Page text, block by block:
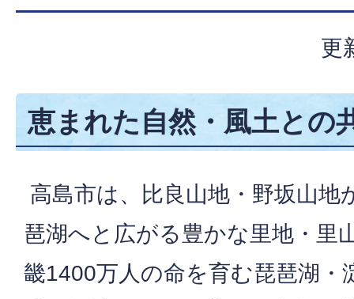
更
恵まれた自然・風土との
高島市は、比良山地・野坂山地
琶湖へと広がる豊かな里地・里
畿1400万人の命を育む琵琶湖・